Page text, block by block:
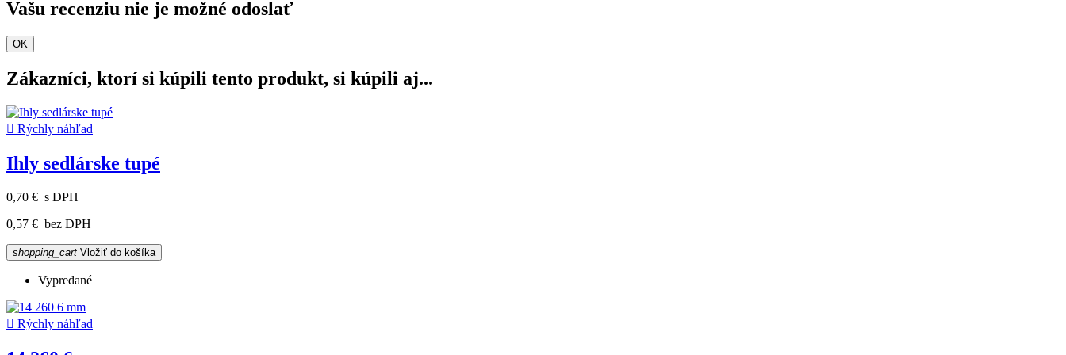
Vašu recenziu nie je možné odoslať
OK
Zákazníci, ktorí si kúpili tento produkt, si kúpili aj...
 Rýchly náhľad
Ihly sedlárske tupé
0,70 € s DPH
0,57 € bez DPH
shopping_cart Vložiť do košíka
Vypredané
 Rýchly náhľad